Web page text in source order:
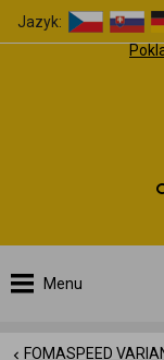
Jazyk:
Menu
FOMASPEED